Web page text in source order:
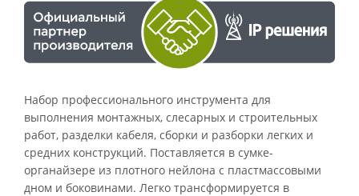
Набор профессионального инструмента для
выполнения монтажных, слесарных и строительных
работ, разделки кабеля, сборки и разборки легких и
средних конструкций. Поставляется в сумке-
органайзере из плотного нейлона с пластмассовыми
дном и боковинами. Легко трансформируется в